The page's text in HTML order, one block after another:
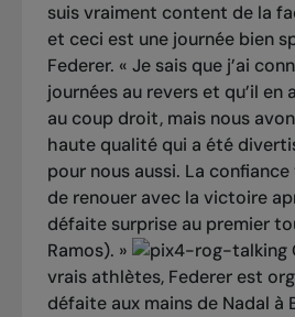
suis vraiment content de la
et ceci est une journée bien
Federer. « Je sais que j’ai
journées au revers et qu’il en
au coup droit, mais nous
haute qualité qui a été
pour nous aussi. La confiance
de renouer avec la victoire
défaite surprise au premier
Ramos). »
vrais athlètes, Federer est
défaite aux mains de Nadal à